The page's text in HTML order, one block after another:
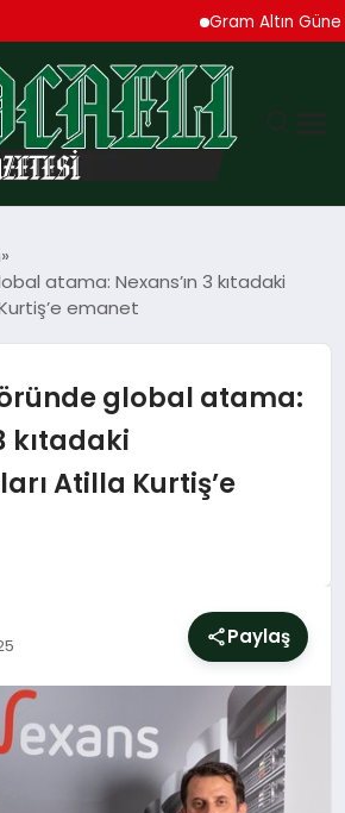
Gram Altın Güne
atama: Nexans’ın 3 kıtadaki
emanet
global atama:
kıtadaki
Atilla Kurtiş’e
Paylaş